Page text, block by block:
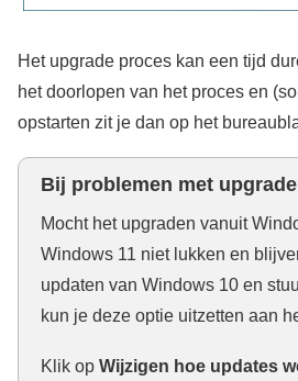
Het upgrade proces kan een tijd
het doorlopen van het proces en
opstarten zit je dan op het
Bij problemen met
Mocht het upgraden vanuit
Windows 11 niet lukken en
updaten van Windows 10 en
kun je deze optie uitzetten aan
Klik op Wijzigen hoe updates